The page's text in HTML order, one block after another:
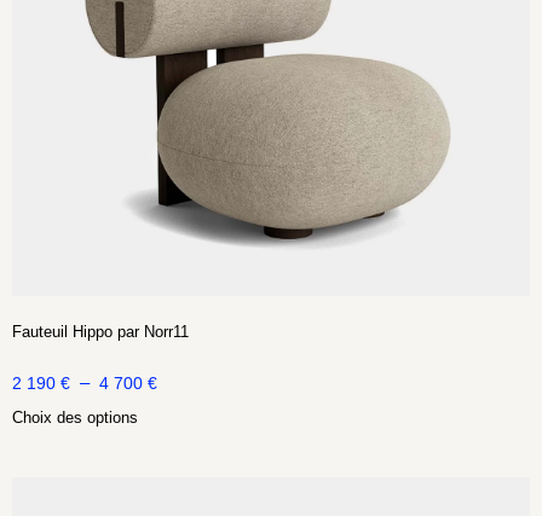
Fauteuil Hippo par Norr11
2 190 € – 4 700 €
Choix des options